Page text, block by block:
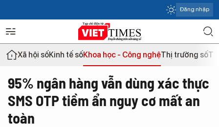
Đăng nhập
Xã hội sốKinh tế sốKhoa học - Công nghệThị trường số
95% ngân hàng vẫn dùng xác thực
SMS OTP tiềm ẩn nguy cơ mất an
toàn